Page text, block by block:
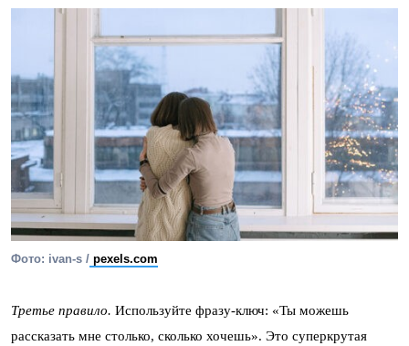
Фото: ivan-s / pexels.com
Третье правило. Используйте фразу-ключ: «Ты можешь
рассказать мне столько, сколько хочешь». Это суперкрутая